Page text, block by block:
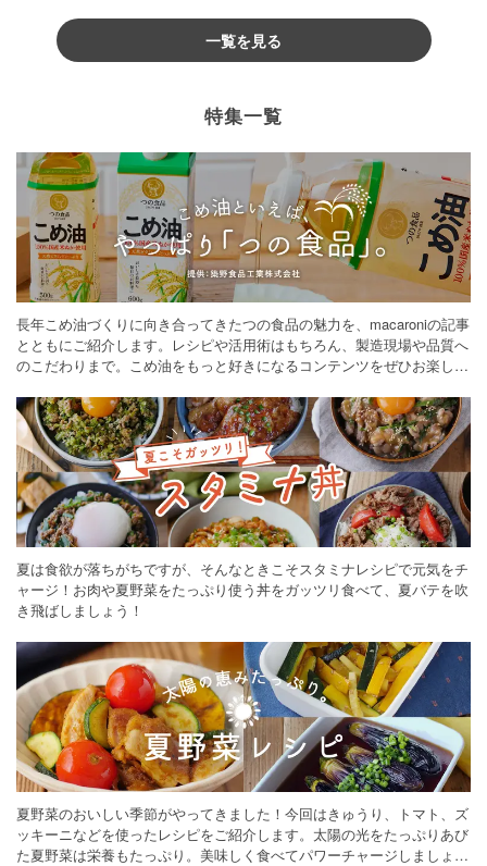
一覧を見る
特集一覧
長年こめ油づくりに向き合ってきたつの食品の魅力を、macaroniの記事
とともにご紹介します。レシピや活用術はもちろん、製造現場や品質へ
のこだわりまで。こめ油をもっと好きになるコンテンツをぜひお楽しみ
夏は食欲が落ちがちですが、そんなときこそスタミナレシピで元気をチ
ャージ！お肉や夏野菜をたっぷり使う丼をガッツリ食べて、夏バテを吹
き飛ばしましょう！
夏野菜のおいしい季節がやってきました！今回はきゅうり、トマト、ズ
ッキーニなどを使ったレシピをご紹介します。太陽の光をたっぷりあび
た夏野菜は栄養もたっぷり。美味しく食べてパワーチャージしましょう